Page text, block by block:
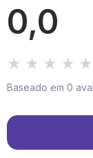
0,0
Baseado em 0